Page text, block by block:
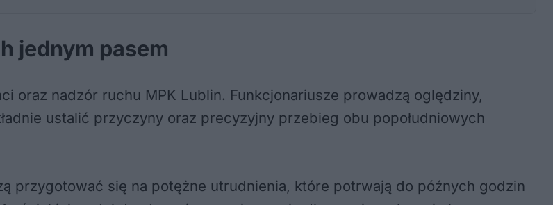
jednym pasem
oraz nadzór ruchu MPK Lublin. Funkcjonariusze prowadzą oględziny,
ustalić przyczyny oraz precyzyjny przebieg obu popołudniowych
przygotować się na potężne utrudnienia, które potrwają do późnych godzin